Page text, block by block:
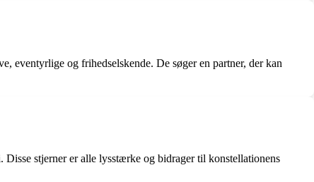
eventyrlige og frihedselskende. De søger en partner, der kan
stjerner er alle lysstærke og bidrager til konstellationens